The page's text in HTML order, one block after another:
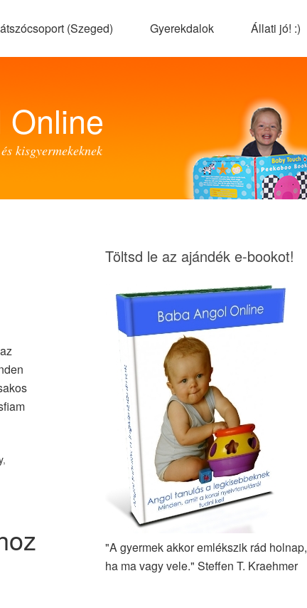
(Szeged) Gyerekdalok Állati jó! :)
Online
kisgyermekeknek
,
Töltsd le az ajándék e-bookot!
"A gyermek akkor emlékszik rád holnap,
ha ma vagy vele." Steffen T. Kraehmer